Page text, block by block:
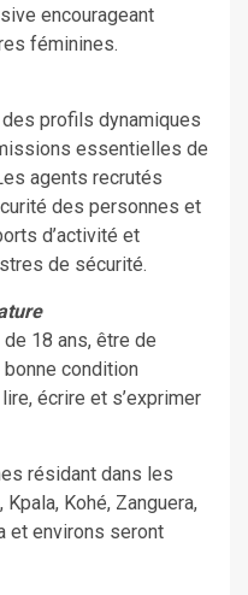
encourageant
féminines.
profils dynamiques
essentielles de
agents recrutés
des personnes et
d’activité et
de sécurité.
18 ans, être de
condition
écrire et s’exprimer
résidant dans les
Kohé, Zanguera,
et environs seront